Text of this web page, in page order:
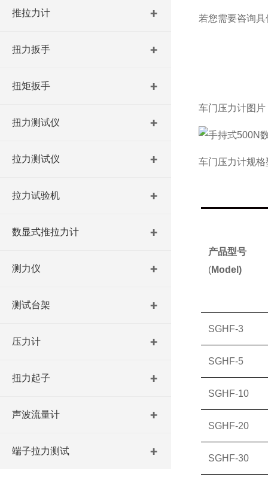
推拉力计
扭力扳手
扭矩扳手
扭力测试仪
拉力测试仪
拉力试验机
数显式推拉力计
测力仪
测试台架
压力计
扭力起子
声波流量计
端子拉力测试
若您需要咨询
车门压力计图片
车门压力计规格
产品型号
(Model)
SGHF-3
SGHF-5
SGHF-10
SGHF-20
SGHF-30